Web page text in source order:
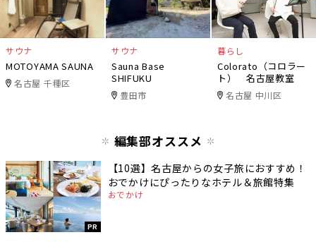
サウナ
MOTOYAMA SAUNA
名古屋 千種区
サウナ
Sauna Base
SHIFUKU
豊田市
暮らし
Colorato（コロラー
ト） 名古屋教室
名古屋 中川区
編集部オススメ
PR
【10選】名古屋からの女子旅におすすめ！
おでかけにぴったりなホテル＆旅館特集
おでかけ